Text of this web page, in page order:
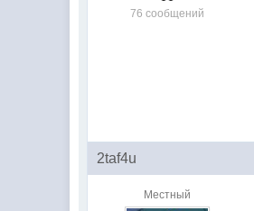
76 сообщений
2taf4u
Местный